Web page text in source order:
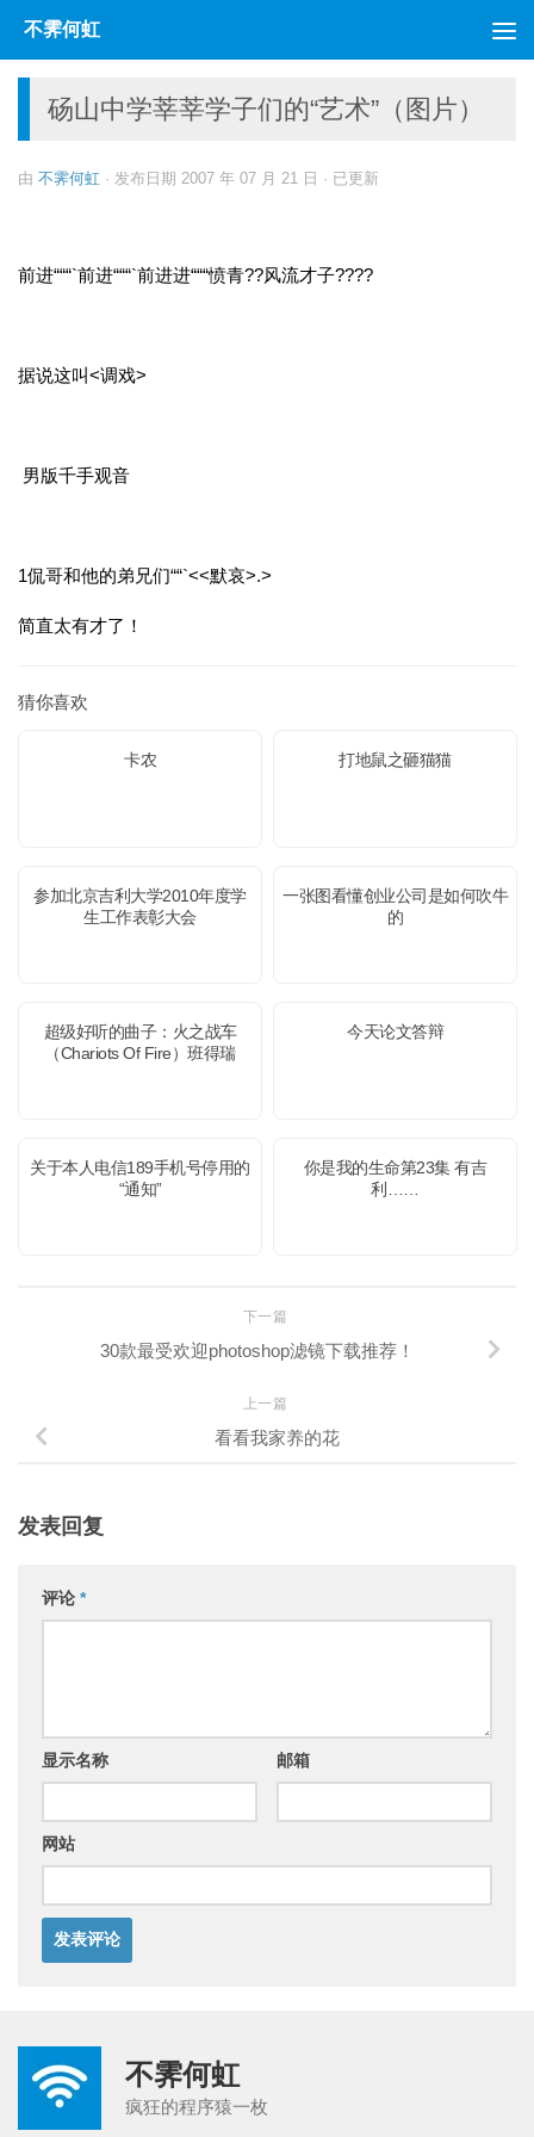
跳至内容
不霁何虹
砀山中学莘莘学子们的“艺术”（图片）
由 不霁何虹 · 发布日期 2007 年 07 月 21 日 · 已更新
前进“““`前进“““`前进进“““愤青??风流才子????
据说这叫<调戏>
男版千手观音
1侃哥和他的弟兄们““`<<默哀>.>
简直太有才了！
猜你喜欢
卡农 打地鼠之砸猫猫
参加北京吉利大学2010年度学
生工作表彰大会
一张图看懂创业公司是如何吹牛
的
超级好听的曲子：火之战车
（Chariots Of Fire）班得瑞
今天论文答辩
关于本人电信189手机号停用的
“通知”
你是我的生命第23集 有吉
利……
下一篇
30款最受欢迎photoshop滤镜下载推荐！
上一篇
看看我家养的花
发表回复
评论 *
显示名称 邮箱
网站
不霁何虹
疯狂的程序猿一枚